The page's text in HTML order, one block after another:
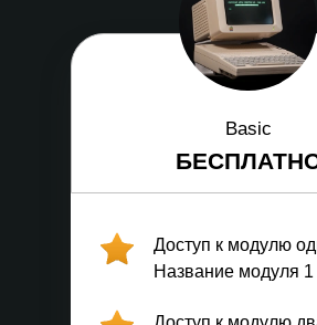
Basic
Доступ к модулю
Название модуля 1